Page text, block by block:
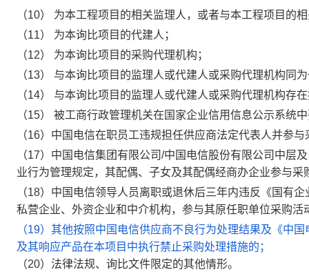
（10）
为本工程项目的相关监理人，或者与本工程项目的
（11） 为本询 比项目的代建人 ；
（12） 为本询 比项目的采购代理机构 ；
（13） 与本询 比项目的监理人或代建人或采购代理机构同
（14） 与本询 比项目的监理人或代建人或采购代理机构存
（15）
被工商行政管理机关在国家企业信用信息公示系统
（16） 中国电信在职员工违规担任供应商法定代表人并参与
（17） 中国电信集团有限公司/中国电信股份有限公司中层
业行为管理规定，其配偶、子女及其配偶经商办企业参与采
（18） 中国电信领导人员离职或退休后三年内违反《国有
私营企业、外资企业和中介机构，参与其原任职单位采购活
（19） 其他按照中国电信供应商不良行为处理结果及《中
及其响应产品在本项目中执行禁止采购处理措施的；
（20） 法律法规、 询 比文件限定的其他情形。